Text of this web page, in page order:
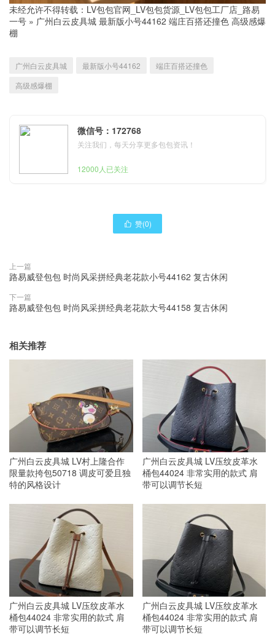
未经允许不得转载： LV包包官网_LV包包货源_LV包包工厂店_路易
一号 » 广州白云皮具城 最新版小号44162 端庄百搭还撞色 高级感爆
棚
广州白云皮具城 最新版小号44162
端庄百搭还撞色
高级感爆棚
微信号：172768
关注我们，每天分享更多包包资讯！
12000人已关注
 赞(0)
上一篇
路易威登包包 时尚风采拼经典老花款小号44162 复古休闲
下一篇
路易威登包包 时尚风采拼经典老花款大号44158 复古休闲
相关推荐
广州白云皮具城 LV村上隆合作
限量款挎包50718 调皮可爱且独
特的风格设计
广州白云皮具城 LV压纹皮革水
桶包44024 非常实用的款式 肩
带可以调节长短
广州白云皮具城 LV压纹皮革水
桶包44024 非常实用的款式 肩
带可以调节长短
广州白云皮具城 LV压纹皮革水
桶包44024 非常实用的款式 肩
带可以调节长短